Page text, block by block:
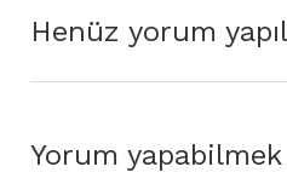
Henüz yorum
Yorum